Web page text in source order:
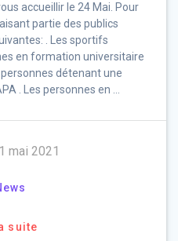
accueillir le 24 Mai. Pour
partie des publics
. Les sportifs
en formation universitaire
détenant une
. Les personnes en …
mai 2021
suite